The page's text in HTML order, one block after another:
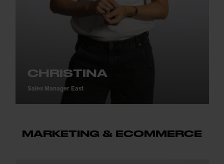
CHRISTINA
Sales Manager East
MARKETING & ECOMMERCE